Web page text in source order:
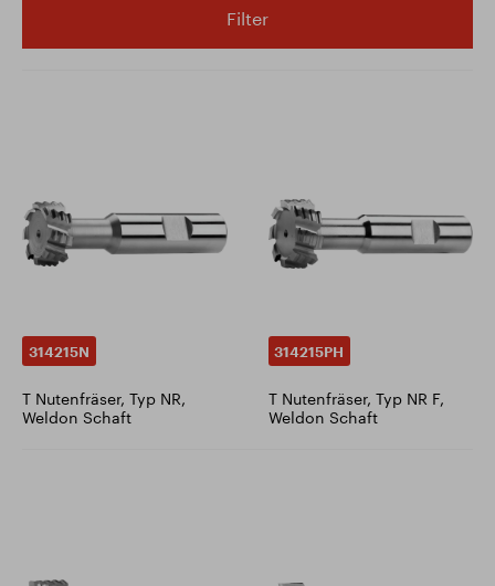
Filter
314215N
T Nutenfräser, Typ NR,
Weldon Schaft
314215PH
T Nutenfräser, Typ NR F,
Weldon Schaft